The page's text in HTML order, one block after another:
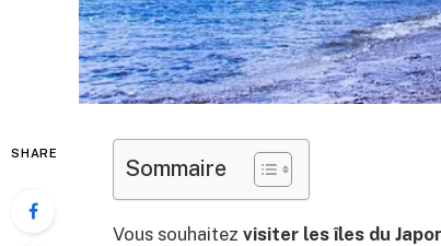
SHARE
Sommaire
Vous souhaitez visiter les îles du